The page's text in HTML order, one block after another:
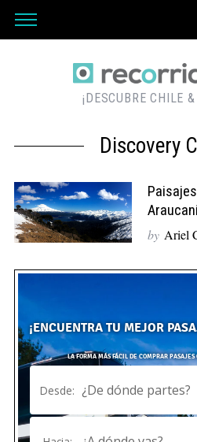
¡DESCUBRE CHILE
Discovery
by Ariel